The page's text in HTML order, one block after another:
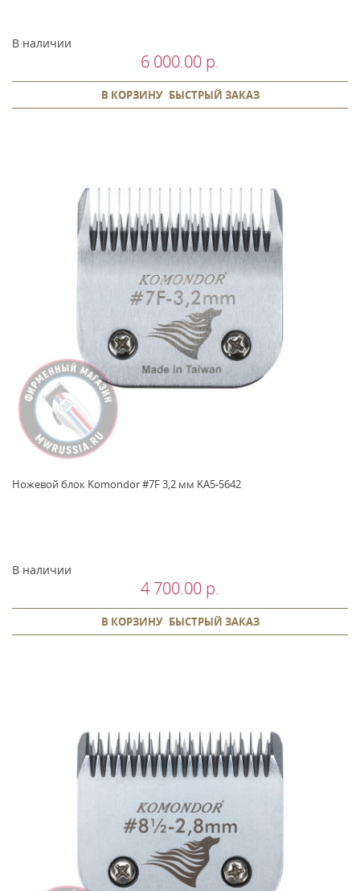
В наличии
6 000.00 р.
В КОРЗИНУ БЫСТРЫЙ ЗАКАЗ
Ножевой блок Komondor #7F 3,2 мм KA5-5642
В наличии
4 700.00 р.
В КОРЗИНУ БЫСТРЫЙ ЗАКАЗ